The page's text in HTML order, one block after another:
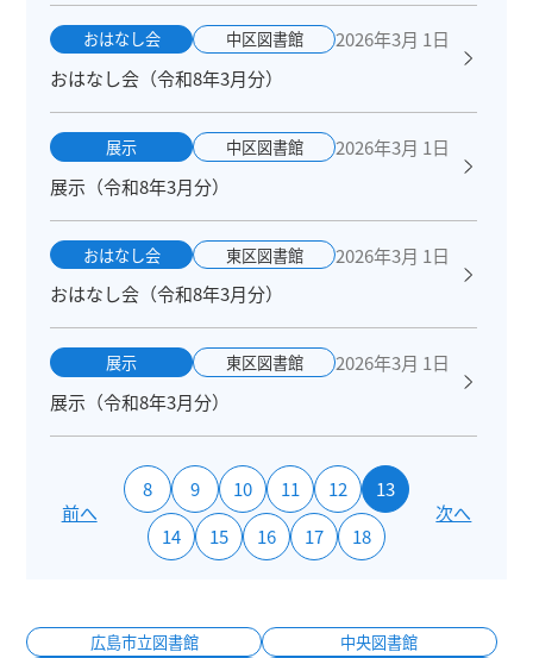
おはなし会 中区図書館
2026年3月 1日
おはなし会（令和8年3月分）
展示 中区図書館
2026年3月 1日
展示（令和8年3月分）
おはなし会 東区図書館
2026年3月 1日
おはなし会（令和8年3月分）
展示 東区図書館
2026年3月 1日
展示（令和8年3月分）
前へ
8 9 10 11 12
13
14
15 16 17 18
次へ
広島市立図書館
中央図書館